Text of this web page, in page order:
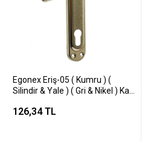
Egonex Eriş-05 ( Kumru ) (
Silindir & Yale ) ( Gri & Nikel ) Kapı
126,34 TL